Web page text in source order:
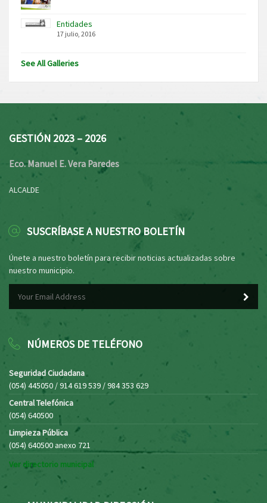
Entidades
17 julio, 2016
See All Galleries
GESTIÓN 2023 – 2026
Eco. Manuel E. Vera Paredes
ALCALDE
SUSCRÍBASE A NUESTRO BOLETÍN
Únete a nuestro boletín para recibir noticias actualizadas sobre
nuestro municipio.
NÚMEROS DE TELÉFONO
Seguridad Ciudadana
(054) 445050 / 914 619 539 / 984 353 629
Central Telefónica
(054) 640500
Limpieza Pública
(054) 640500 anexo 721
Ver directorio municipal